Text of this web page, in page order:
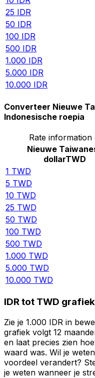
25 IDR
50 IDR
100 IDR
500 IDR
1.000 IDR
5.000 IDR
10.000 IDR
Converteer Nieuwe
Indonesische roepia
Rate
Nieuwe
dollarTWD
1 TWD
5 TWD
10 TWD
25 TWD
50 TWD
100 TWD
500 TWD
1.000 TWD
5.000 TWD
10.000 TWD
IDR tot TWD grafiek
Zie je 1.000 IDR in
grafiek volgt 12
en laat precies zien
waard was. Wil je
voordeel verandert?
je weten wanneer je